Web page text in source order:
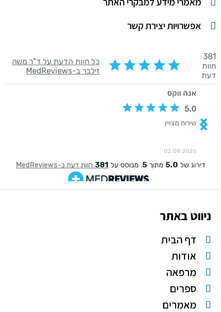
אפשרויות יצירת קשר
ניווט באתר
דף הבית
אודות
מרפאה
ספרים
מאמרים